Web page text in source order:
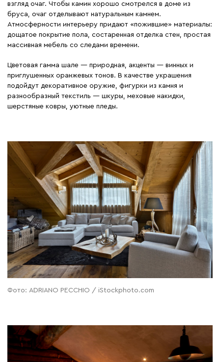
взгляд очаг. Чтобы камин хорошо смотрелся в доме из
бруса, очаг отделывают натуральным камнем.
Атмосферности интерьеру придают «пожившие» материалы:
дощатое покрытие пола, состаренная отделка стен, простая
массивная мебель со следами времени.
Цветовая гамма шале — природная, акценты — винных и
приглушенных оранжевых тонов. В качестве украшения
подойдут декоративное оружие, фигурки из камня и
разнообразный текстиль — шкуры, меховые накидки,
шерстяные ковры, уютные пледы.
Фото: ADRIANO PECCHIO / iStockphoto.com